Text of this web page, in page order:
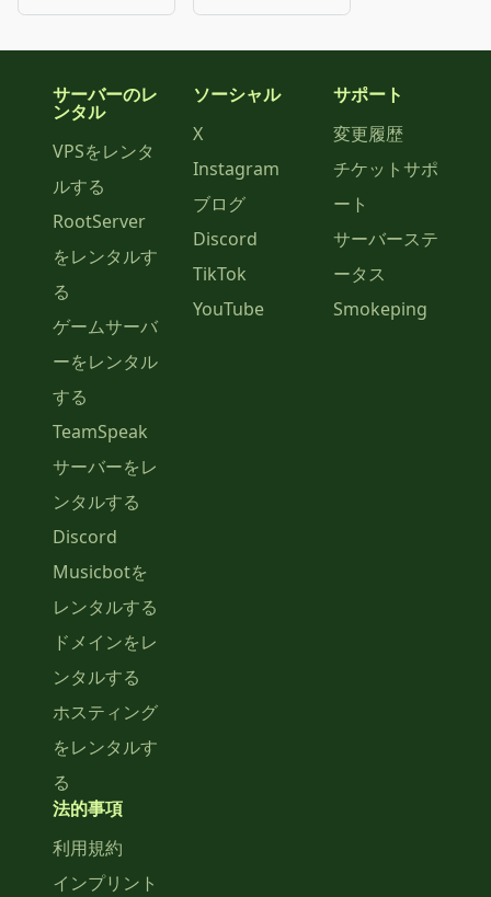
サーバーのレ
ンタル
VPSをレンタ
ルする
RootServer
をレンタルす
る
ゲームサーバ
ーをレンタル
する
TeamSpeak
サーバーをレ
ンタルする
Discord
Musicbotを
レンタルする
ドメインをレ
ンタルする
ホスティング
をレンタルす
る
ソーシャル
X
Instagram
ブログ
Discord
TikTok
YouTube
サポート
変更履歴
チケットサポ
ート
サーバーステ
ータス
Smokeping
法的事項
利用規約
インプリント